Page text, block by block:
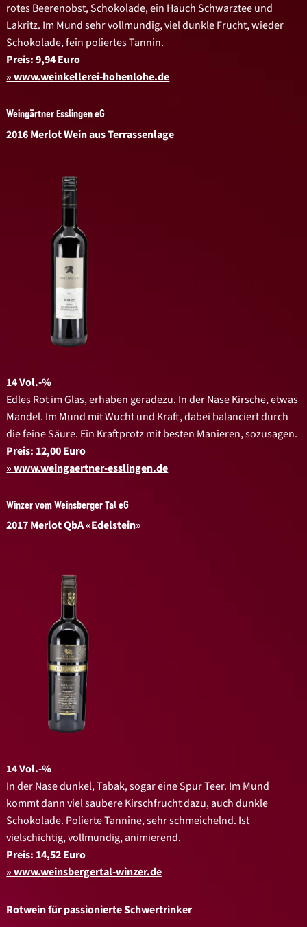
rotes Beerenobst, Schokolade, ein Hauch Schwarztee und
Lakritz. Im Mund sehr vollmundig, viel dunkle Frucht, wieder
Schokolade, fein poliertes Tannin.
Preis: 9,94 Euro
www.weinkellerei-hohenlohe.de
Weingärtner Esslingen eG
2016 Merlot Wein aus Terrassenlage
14 Vol.-%
Edles Rot im Glas, erhaben geradezu. In der Nase Kirsche, etwas
Mandel. Im Mund mit Wucht und Kraft, dabei balanciert durch
die feine Säure. Ein Kraftprotz mit besten Manieren, sozusagen.
Preis: 12,00 Euro
www.weingaertner-esslingen.de
Winzer vom Weinsberger Tal eG
2017 Merlot QbA «Edelstein»
14 Vol.-%
In der Nase dunkel, Tabak, sogar eine Spur Teer. Im Mund
kommt dann viel saubere Kirschfrucht dazu, auch dunkle
Schokolade. Polierte Tannine, sehr schmeichelnd. Ist
vielschichtig, vollmundig, animierend.
Preis: 14,52 Euro
www.weinsbergertal-winzer.de
Rotwein für passionierte Schwertrinker